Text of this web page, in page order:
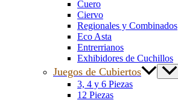
Cuero
Ciervo
Regionales y Combinados
Eco Asta
Entrerrianos
Exhibidores de Cuchillos
Juegos de Cubiertos
3, 4 y 6 Piezas
12 Piezas